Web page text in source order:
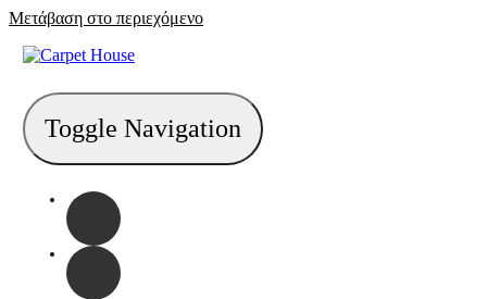
Μετάβαση στο περιεχόμενο
Toggle Navigation